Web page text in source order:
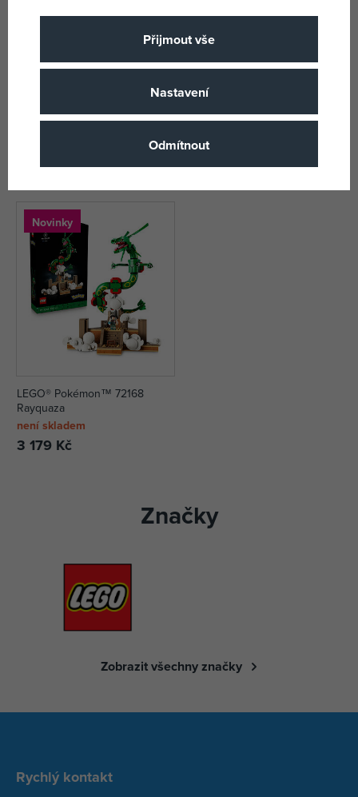
LEGO® Pokémon™ 72151
1 113 Kč
LEGO® Pokémon™ 72160
není skladem
1 843 Kč
Novinky
LEGO® Pokémon™ 72168
Rayquaza
není skladem
3 179 Kč
Značky
Zobrazit všechny značky
Rychlý kontakt
Přijmout vše
Nastavení
Odmítnout